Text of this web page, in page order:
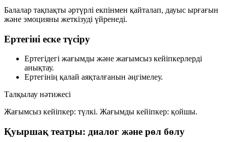
Балалар тақпақты әртүрлі екпінмен қайталап, дауыс ырғағын
және эмоцияны жеткізуді үйренеді.
Ертегіні еске түсіру
Ертегідегі жағымды және жағымсыз кейіпкерлерді
анықтау.
Ертегінің қалай аяқталғанын әңгімелеу.
Талқылау нәтижесі
Жағымсыз кейіпкер: түлкі. Жағымды кейіпкер: қойшы.
Қуыршақ театры: диалог және рөл бөлу